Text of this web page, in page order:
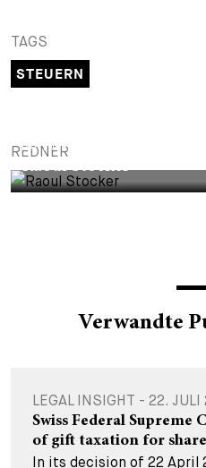
TAGS
STEUERN
REDNER
PARTNER
Raoul Stocker
Verwandte
LEGAL INSIGHT - 22. JULI
Swiss Federal
of gift taxation for
In its decision of 22 April